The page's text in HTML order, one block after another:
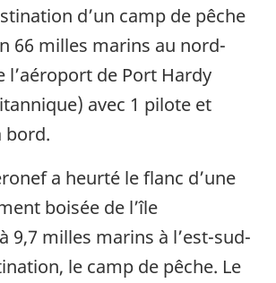
d’un camp de pêche
66 milles marins au nord-
l’aéroport de Port Hardy
avec 1 pilote et
bord.
a heurté le flanc d’une
boisée de l’île
9,7 milles marins à l’est-sud-
le camp de pêche. Le